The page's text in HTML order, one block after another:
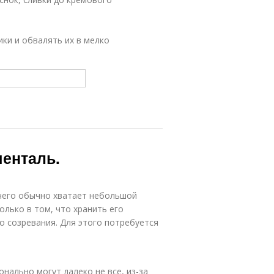
и обвалять их в мелко
обычно хватает небольшой
в том, что хранить его
Для этого потребуется
могут далеко не все, из-за